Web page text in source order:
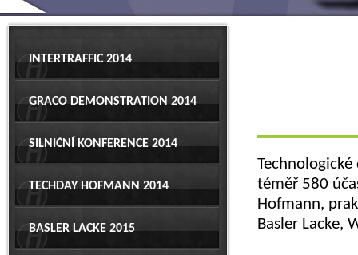
INTERTRAFFIC 2014
GRACO DEMONSTRATION 2014
SILNIČNÍ KONFERENCE 2014
TECHDAY HOFMANN 2014
BASLER LACKE 2015
téměř 580
Hofmann,
Basler Lacke,